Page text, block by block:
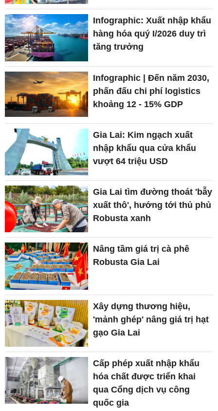
Infographic: Xuất nhập khẩu
hàng hóa quý I/2026 duy trì
tăng trưởng
Infographic | Đến năm 2030,
phấn đấu chi phí logistics
khoảng 12 - 15% GDP
Gia Lai: Kim ngạch xuất
nhập khẩu qua cửa khẩu
vượt 64 triệu USD
Gia Lai tìm đường thoát 'bẫy
xuất thô', hướng tới thủ phủ
Robusta xanh
Nâng tầm giá trị cà phê
Robusta Gia Lai
Xây dựng thương hiệu,
'mảnh ghép' nâng giá trị hạt
gạo Gia Lai
Cấp phép xuất nhập khẩu
hóa chất được triển khai
qua Cổng dịch vụ công
quốc gia